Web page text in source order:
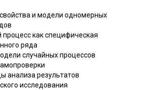
и модели одномерных
процесс как специфическая
ряда
случайных процессов
анализа результатов
исследования